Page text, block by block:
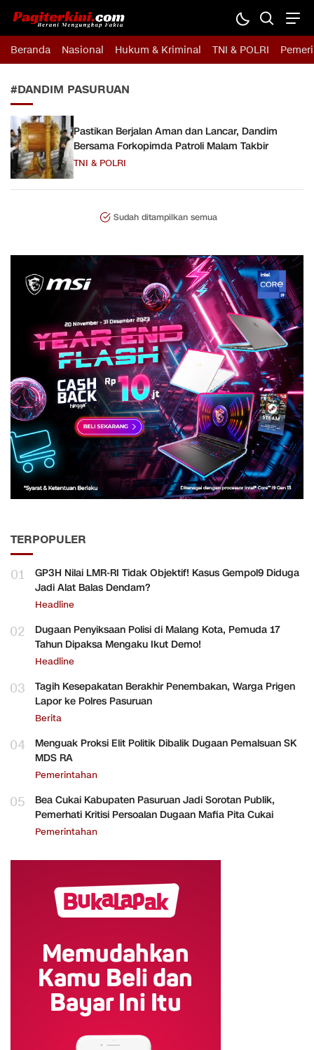
Pagiterkini.com
Berani Mengungkap Fakta
Beranda Nasional Hukum & Kriminal TNI & POLRI
#DANDIM PASURUAN
Pastikan Berjalan Aman dan Lancar, Dandim
Bersama Forkopimda Patroli Malam Takbir
TNI & POLRI
Sudah ditampilkan semua
TERPOPULER
01
GP3H Nilai LMR-RI Tidak Objektif! Kasus Gempol9 Diduga
Jadi Alat Balas Dendam?
Headline
02
Dugaan Penyiksaan Polisi di Malang Kota, Pemuda 17
Tahun Dipaksa Mengaku Ikut Demo!
Headline
03
Tagih Kesepakatan Berakhir Penembakan, Warga Prigen
Lapor ke Polres Pasuruan
Berita
04
Menguak Proksi Elit Politik Dibalik Dugaan Pemalsuan SK
MDS RA
Pemerintahan
05
Bea Cukai Kabupaten Pasuruan Jadi Sorotan Publik,
Pemerhati Kritisi Persoalan Dugaan Mafia Pita Cukai
Pemerintahan